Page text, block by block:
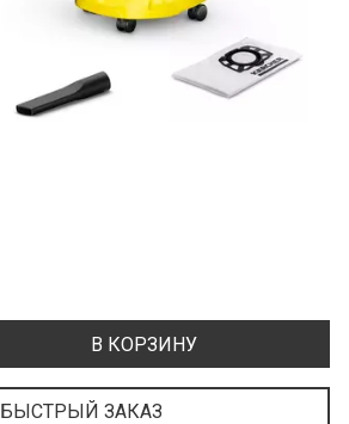
В КОРЗИНУ
БЫСТРЫЙ ЗАКАЗ